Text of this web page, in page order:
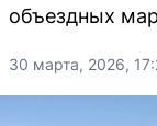
объездных
30 марта, 2026,